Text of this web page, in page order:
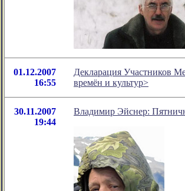
01.12.2007
16:55
Декларация Участников
времён и культуp>
30.11.2007
19:44
Владимир Эйснер: